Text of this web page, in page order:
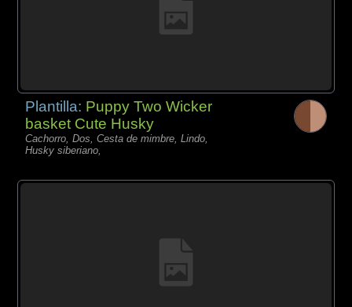
Plantilla: Puppy Two Wicker
basket Cute Husky
Cachorro, Dos, Cesta de mimbre, Lindo,
Husky siberiano,